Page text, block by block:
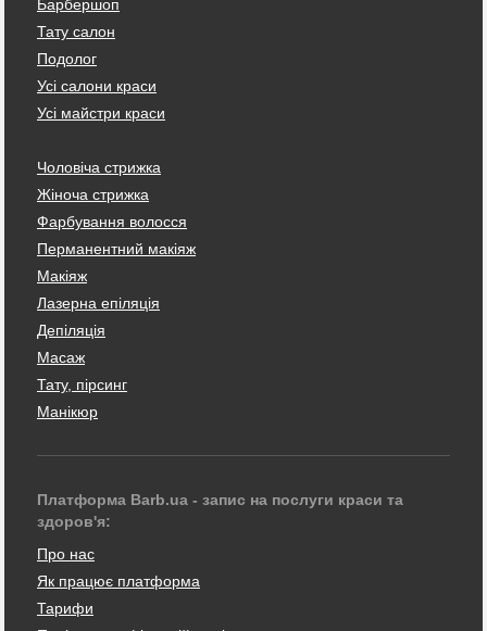
Барбершоп
Тату салон
Подолог
Усі салони краси
Усі майстри краси
Чоловіча стрижка
Жіноча стрижка
Фарбування волосся
Перманентний макіяж
Макіяж
Лазерна епіляція
Депіляція
Масаж
Тату, пірсинг
Манікюр
Платформа Barb.ua - запис на послуги краси та
здоров'я:
Про нас
Як працює платформа
Тарифи